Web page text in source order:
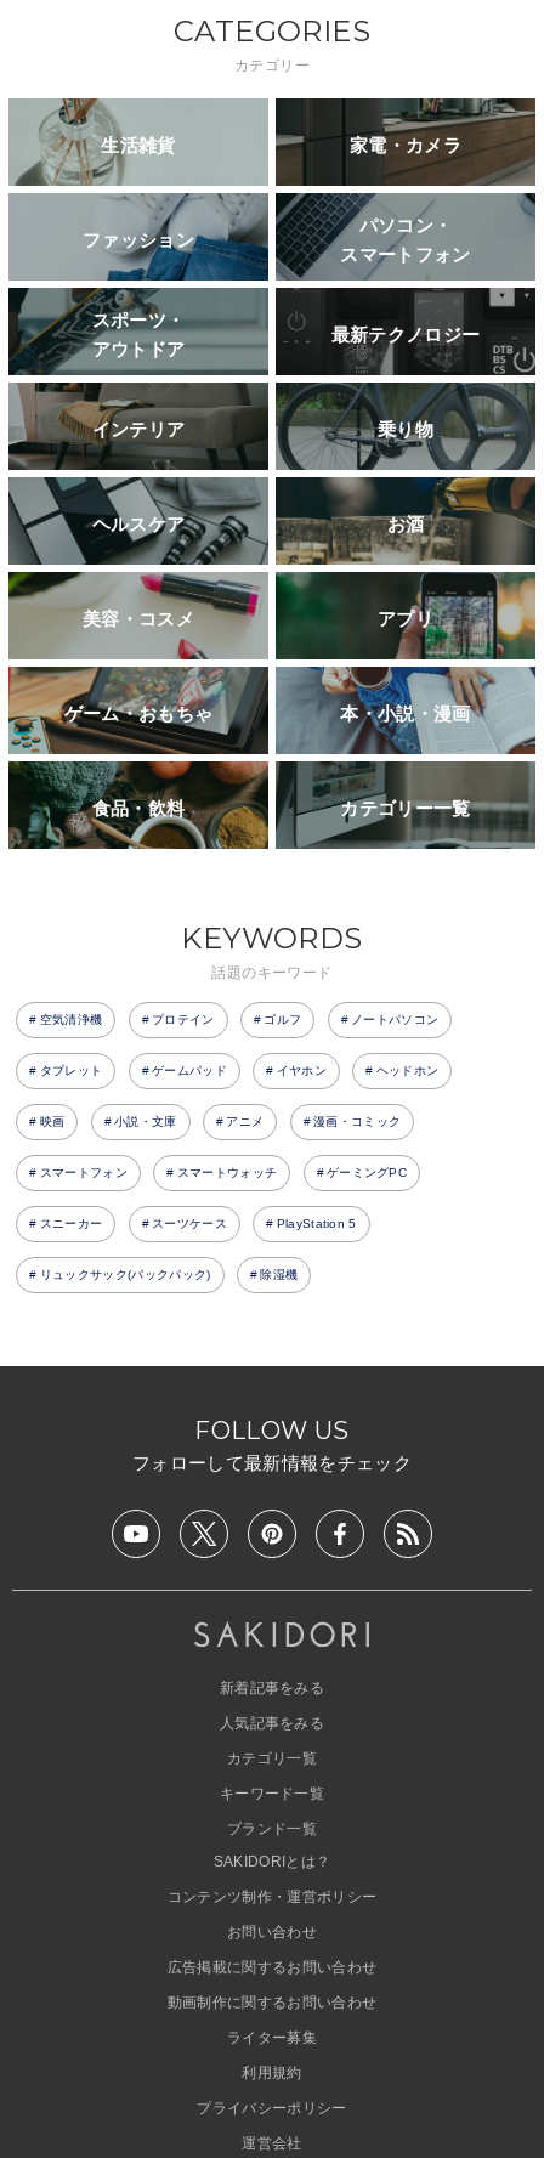
CATEGORIES
カテゴリー
生活雑貨 家電・カメラ
ファッション
パソコン・
スマートフォン
スポーツ・
アウトドア
最新テクノロジー
インテリア 乗り物
ヘルスケア お酒
美容・コスメ アプリ
ゲーム・おもちゃ 本・小説・漫画
食品・飲料 カテゴリー一覧
KEYWORDS
話題のキーワード
空気清浄機 プロテイン ゴルフ ノートパソコン
タブレット ゲームパッド イヤホン ヘッドホン
映画 小説・文庫 アニメ 漫画・コミック
スマートフォン スマートウォッチ ゲーミングPC
スニーカー スーツケース PlayStation 5
リュックサック(バックパック) 除湿機
FOLLOW US
フォローして最新情報をチェック
新着記事をみる
人気記事をみる
カテゴリ一覧
キーワード一覧
ブランド一覧
SAKIDORIとは？
コンテンツ制作・運営ポリシー
お問い合わせ
広告掲載に関するお問い合わせ
動画制作に関するお問い合わせ
ライター募集
利用規約
プライバシーポリシー
運営会社